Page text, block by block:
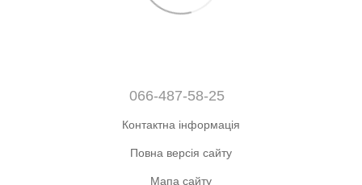
066-487-58-25
Контактна інформація
Повна версія сайту
Мапа сайту